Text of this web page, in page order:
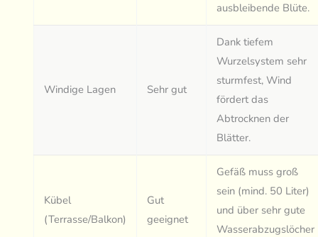
ausbleibende Blüte.
Windige Lagen Sehr gut
Dank tiefem
Wurzelsystem sehr
sturmfest, Wind
fördert das
Abtrocknen der
Blätter.
Kübel
(Terrasse/Balkon)
Gut
geeignet
Gefäß muss groß
sein (mind. 50 Liter)
und über sehr gute
Wasserabzugslöcher